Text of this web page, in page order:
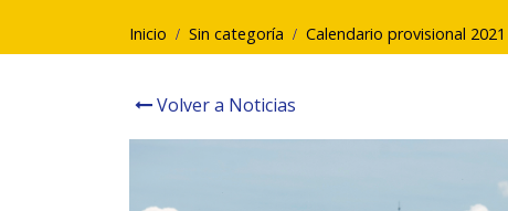
Inicio Sin categoría Calendario provisional 2021
Volver a Noticias